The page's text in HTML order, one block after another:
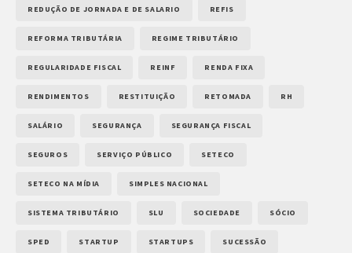
REDUÇÃO DE JORNADA E DE SALARIO REFIS
REFORMA TRIBUTÁRIA REGIME TRIBUTÁRIO
REGULARIDADE FISCAL REINF RENDA FIXA
RENDIMENTOS RESTITUIÇÃO RETOMADA RH
SALÁRIO SEGURANÇA SEGURANÇA FISCAL
SEGUROS SERVIÇO PÚBLICO SETECO
SETECO NA MÍDIA SIMPLES NACIONAL
SISTEMA TRIBUTÁRIO SLU SOCIEDADE SÓCIO
SPED STARTUP STARTUPS SUCESSÃO